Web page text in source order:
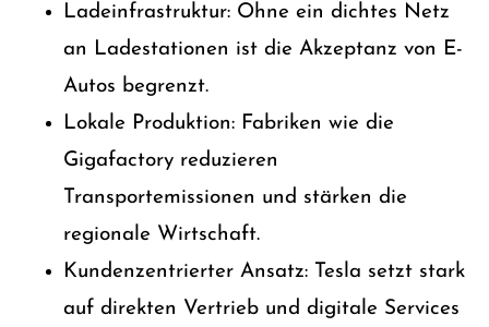
Ladeinfrastruktur: Ohne ein dichtes Netz
an Ladestationen ist die Akzeptanz von E-
Autos begrenzt.
Lokale Produktion: Fabriken wie die
Gigafactory reduzieren
Transportemissionen und stärken die
regionale Wirtschaft.
Kundenzentrierter Ansatz: Tesla setzt stark
auf direkten Vertrieb und digitale Services